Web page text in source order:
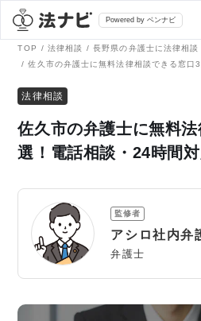
Powered by ベンナビ
全て
刑事事件
債務整理
離婚問題
弁護士を探す
AI Search Premium
掲載をご検討の弁護士の方
TOP 法律相談
長野県の弁護士に法律相談
法律相談
佐久市の弁護士に無料
選！電話相談・24時間
監修者
アシロ社内弁
弁護士